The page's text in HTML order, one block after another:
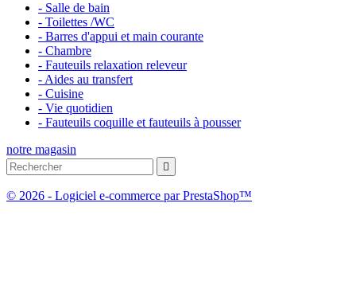
- Salle de bain
- Toilettes /WC
- Barres d'appui et main courante
- Chambre
- Fauteuils relaxation releveur
- Aides au transfert
- Cuisine
- Vie quotidien
- Fauteuils coquille et fauteuils à pousser
notre magasin

© 2026 - Logiciel e-commerce par PrestaShop™